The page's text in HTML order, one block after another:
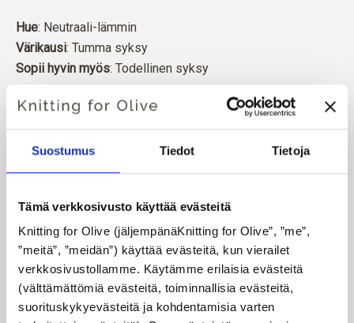
Suostumus Tiedot Tietoja
Tämä verkkosivusto käyttää evästeitä
Knitting for Olive (jäljempänäKnitting for Olive”, ”me”,
”meitä”, ”meidän”) käyttää evästeitä, kun vierailet
verkkosivustollamme. Käytämme erilaisia evästeitä
(välttämättömiä evästeitä, toiminnallisia evästeitä,
suorituskykyevästeitä ja kohdentamisia varten
Hue: Neutraali-lämmin
Värikausi: Tumma syksy
Sopii hyvin myös: Todellinen syksy
Knitting for Olive Soft Silk Mohair on ylellinen sekoitus
hienointa Kid Mohairia ja Mulberry-silkkiä.
Mohair on peräisin Etelä-Afrikassa kasvatetuista
Lankamme ovat jäljitettävissä yksittäisille tiloille, mikä
tarkoittaa, että tiedämme tarkalleen, miltä tiloilta, miltä
viljelijöiltä ja miltä vuohilta villamme on peräisin.
Kaikki mohair on sertifioitu riippumattomasti vastuullisen
mohair-standardin (RMS) mukaisesti, jonka on sertifioinut